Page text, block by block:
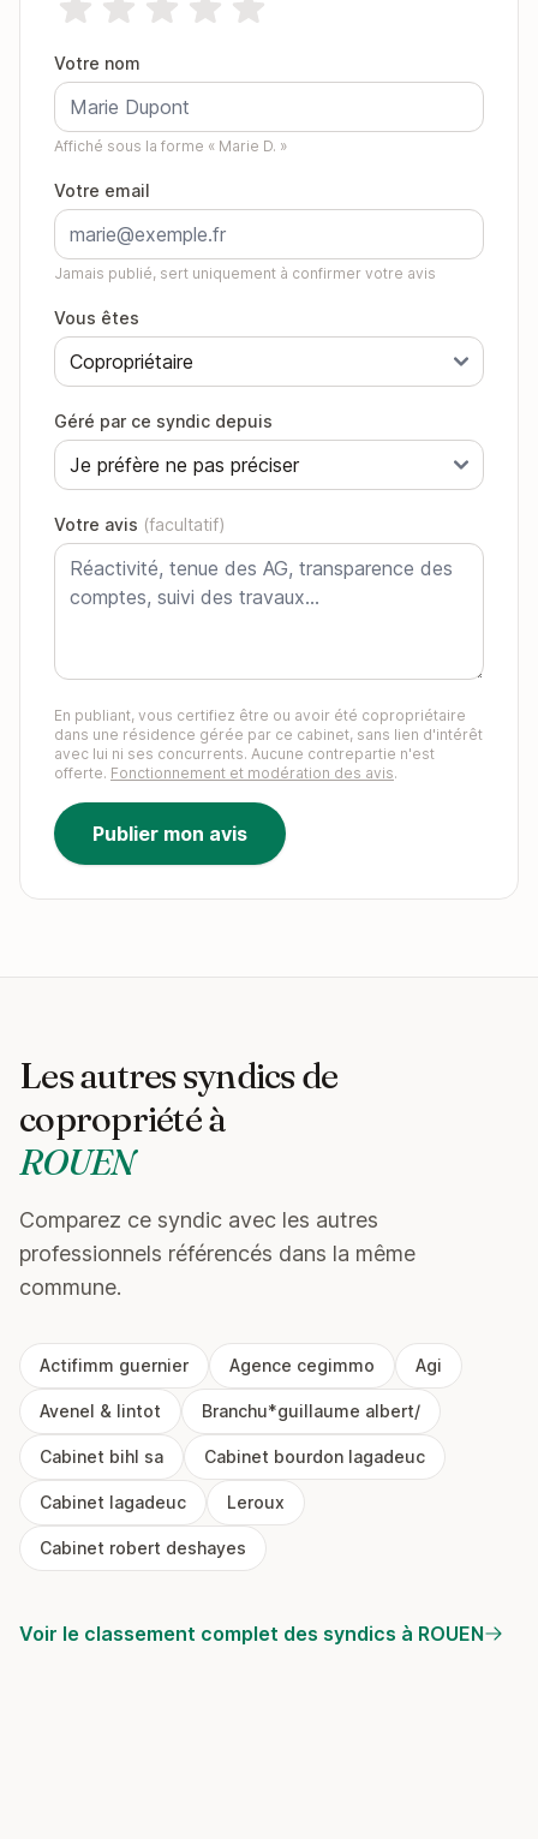
Votre nom
Affiché sous la forme « Marie D. »
Votre email
Jamais publié, sert uniquement à confirmer votre avis
Vous êtes
Géré par ce syndic depuis
Votre avis (facultatif)
En publiant, vous certifiez être ou avoir été copropriétaire
dans une résidence gérée par ce cabinet, sans lien d'intérêt
avec lui ni ses concurrents. Aucune contrepartie n'est
offerte. Fonctionnement et modération des avis.
Publier mon avis
Les autres syndics de
copropriété à
ROUEN
Comparez ce syndic avec les autres
professionnels référencés dans la même
commune.
Actifimm guernier Agence cegimmo Agi
Avenel & lintot Branchu*guillaume albert/
Cabinet bihl sa Cabinet bourdon lagadeuc
Cabinet lagadeuc Leroux
Cabinet robert deshayes
Voir le classement complet des syndics à ROUEN